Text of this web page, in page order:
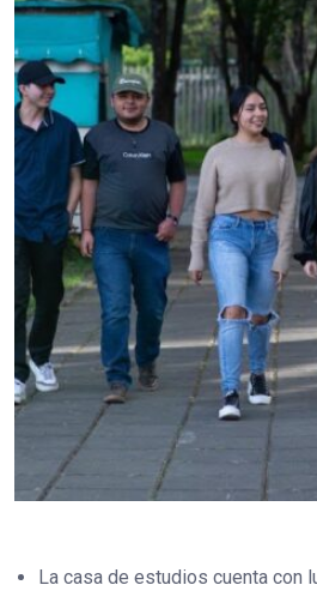
La casa de estudios cuenta con